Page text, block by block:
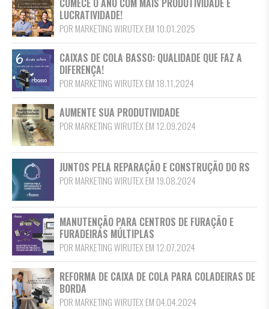
LUCRATIVIDADE!
POR MARKETING WIRUTEX EM 10.01.2025
CAIXAS DE COLA BASSO: QUALIDADE QUE FAZ A
DIFERENÇA!
POR MARKETING WIRUTEX EM 18.11.2024
AUMENTE SUA PRODUTIVIDADE
POR MARKETING WIRUTEX EM 12.09.2024
JUNTOS PELA REPARAÇÃO E CONSTRUÇÃO DO RS
POR MARKETING WIRUTEX EM 19.08.2024
MANUTENÇÃO PARA CENTROS DE FURAÇÃO E
FURADEIRAS MÚLTIPLAS
POR MARKETING WIRUTEX EM 12.07.2024
REFORMA DE CAIXA DE COLA PARA COLADEIRAS DE
BORDA
POR MARKETING WIRUTEX EM 04.04.2024